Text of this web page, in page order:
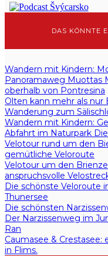
DAS KÖNNTE
Wandern mit Kindern:
Panoramaweg Muottas
oberhalb von Pontresina
Olten kann mehr als nur
Wanderung zum
Wandern mit Kindern:
Abfahrt im Naturpark
Velotour rund um den
gemütliche Veloroute
Velotour um den
anspruchsvolle
Die schönste Veloroute
Thunersee
Die schönsten
Der Narzissenweg im
Ran
Caumasee &
in Flims.